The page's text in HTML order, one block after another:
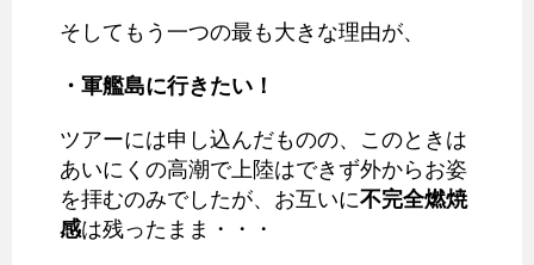
そしてもう一つの最も大きな理由が、
・軍艦島に行きたい！
ツアーには申し込んだものの、このときは
あいにくの高潮で上陸はできず外からお姿
を拝むのみでしたが、お互いに不完全燃焼
感は残ったまま・・・